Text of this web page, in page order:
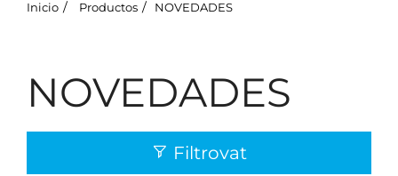
Inicio Productos NOVEDADES
NOVEDADES
Filtrovat